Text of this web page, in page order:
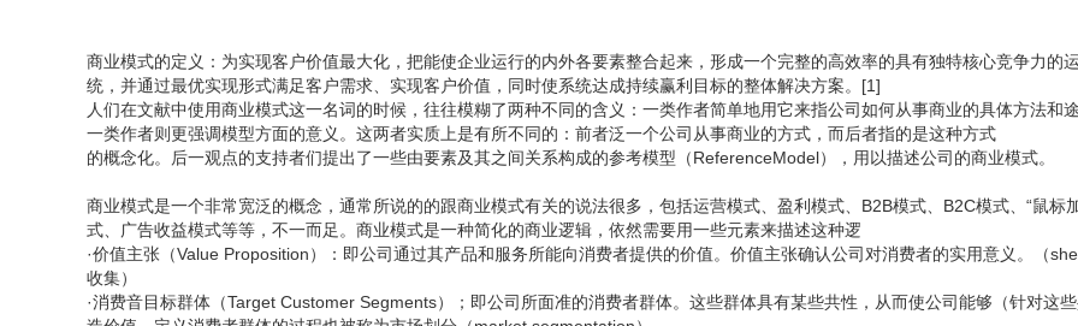
商业模式的定义：为实现客户价值最大化，把能使企业运行的内外各要素整合起来，形成一个完整的高效率的具有独特核心竞争力的
统，并通过最优实现形式满足客户需求、实现客户价值，同时使系统达成持续赢利目标的整体解决方案。[1]
人们在文献中使用商业模式这一名词的时候，往往模糊了两种不同的含义：一类作者简单地用它来指公司如何从事商业的具体方法和
一类作者则更强调模型方面的意义。这两者实质上是有所不同的：前者泛一个公司从事商业的方式，而后者指的是这种方式
的概念化。后一观点的支持者们提出了一些由要素及其之间关系构成的参考模型（ReferenceModel），用以描述公司的商业模式。
商业模式是一个非常宽泛的概念，通常所说的的跟商业模式有关的说法很多，包括运营模式、盈利模式、B2B模式、B2C模式、“鼠标
式、广告收益模式等等，不一而足。商业模式是一种简化的商业逻辑，依然需要用一些元素来描述这种逻
·价值主张（Value Proposition）：即公司通过其产品和服务所能向消费者提供的价值。价值主张确认公司对消费者的实用意义。（
收集）
·消费音目标群体（Target Customer Segments）；即公司所面准的消费者群体。这些群体具有某些共性，从而使公司能够（针对这些